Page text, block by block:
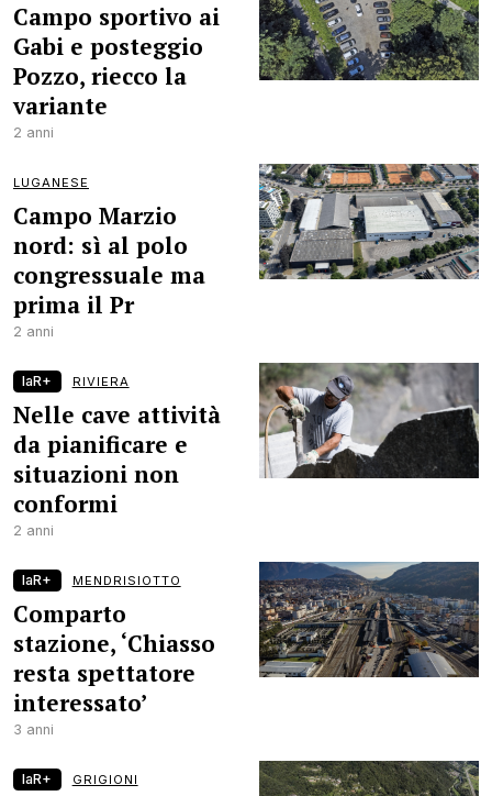
Campo sportivo ai
Gabi e posteggio
Pozzo, riecco la
variante
2 anni
LUGANESE
Campo Marzio
nord: sì al polo
congressuale ma
prima il Pr
2 anni
laR+ RIVIERA
Nelle cave attività
da pianificare e
situazioni non
conformi
2 anni
laR+ MENDRISIOTTO
Comparto
stazione, ‘Chiasso
resta spettatore
interessato’
3 anni
laR+ GRIGIONI